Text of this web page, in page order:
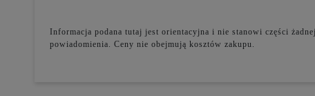
Informacja podana tutaj jest orientacyjna i nie stanowi części
powiadomienia. Ceny nie obejmują kosztów zakupu.